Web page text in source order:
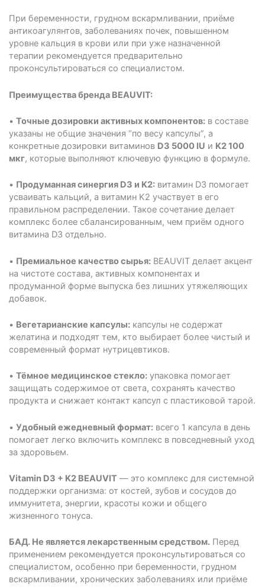
При беременности, грудном вскармливании, приёме
антикоагулянтов, заболеваниях почек, повышенном
уровне кальция в крови или при уже назначенной
терапии рекомендуется предварительно
проконсультироваться со специалистом.
Преимущества бренда BEAUVIT:
• Точные дозировки активных компонентов:в составе
указаны не общие значения “по весу капсулы”, а
конкретные дозировки витаминов D3 5000 IU и K2 100
мкг, которые выполняют ключевую функцию в формуле.
• Продуманная синергия D3 и K2:витамин D3 помогает
усваивать кальций, а витамин K2 участвует в его
правильном распределении. Такое сочетание делает
комплекс более сбалансированным, чем приём одного
витамина D3 отдельно.
• Премиальное качество сырья:BEAUVIT делает акцент
на чистоте состава, активных компонентах и
продуманной форме выпуска без лишних утяжеляющих
добавок.
• Вегетарианские капсулы:капсулы не содержат
желатина и подходят тем, кто выбирает более чистый и
современный формат нутрицевтиков.
• Тёмное медицинское стекло:упаковка помогает
защищать содержимое от света, сохранять качество
продукта и снижает контакт капсул с пластиковой тарой.
• Удобный ежедневный формат:всего 1 капсула в день
помогает легко включить комплекс в повседневный уход
за здоровьем.
Vitamin D3 + K2 BEAUVIT— это комплекс для системной
поддержки организма: от костей, зубов и сосудов до
иммунитета, энергии, красоты кожи и общего
жизненного тонуса.
БАД. Не является лекарственным средством.Перед
применением рекомендуется проконсультироваться со
специалистом, особенно при беременности, грудном
вскармливании, хронических заболеваниях или приёме